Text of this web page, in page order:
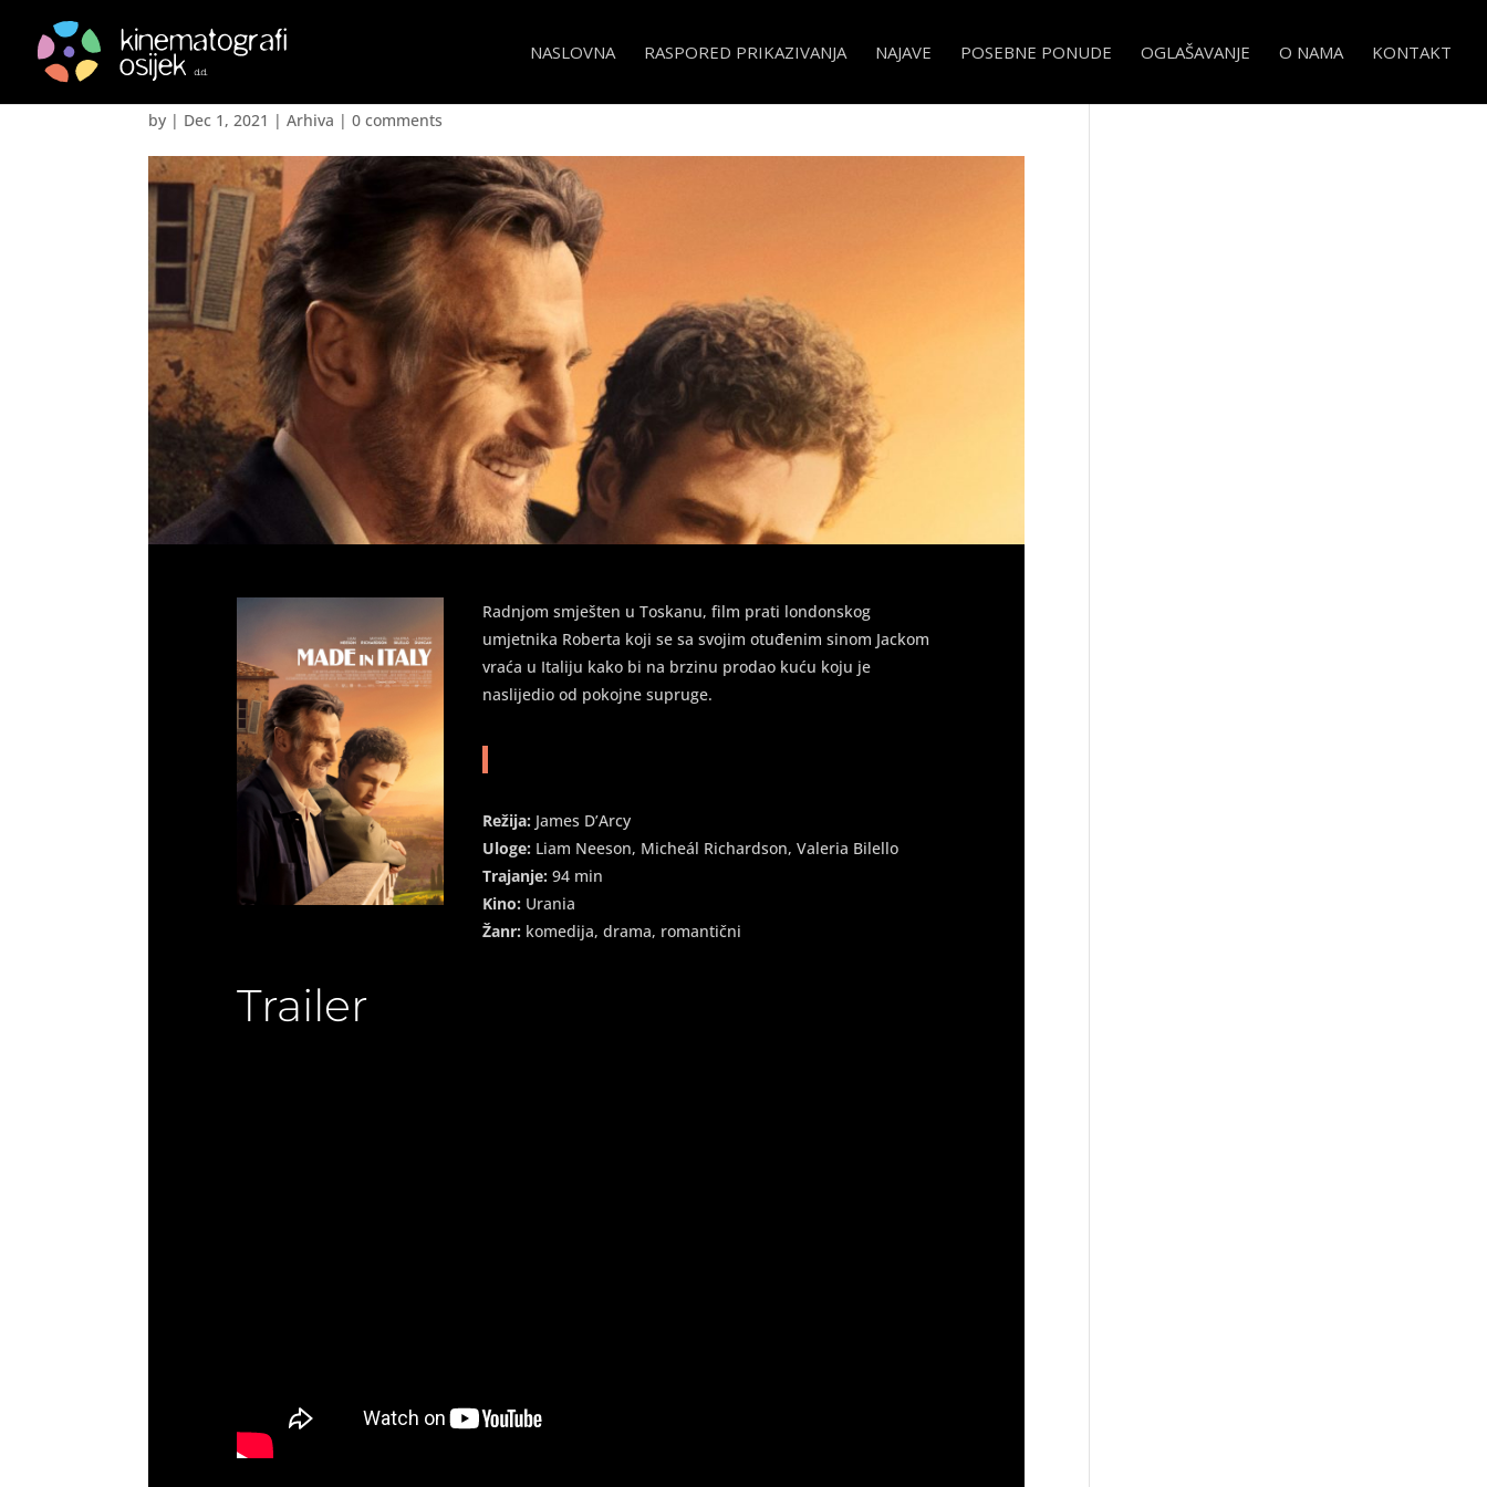
NASLOVNA RASPORED PRIKAZIVANJA NAJAVE POSEBNE PONUDE OGLAŠAVANJE O NAMA KONTAKT
Talijanska priča – Made In Italy
by | Dec 1, 2021 |Arhiva |0 comments
Radnjom smješten u Toskanu, film prati londonskog
umjetnika Roberta koji se sa svojim otuđenim sinom Jackom
vraća u Italiju kako bi na brzinu prodao kuću koju je
naslijedio od pokojne supruge.
Režija: James D’Arcy
Uloge: Liam Neeson, Micheál Richardson, Valeria Bilello
Trajanje:94 min
Kino: Urania
Žanr: komedija, drama, romantični
Trailer